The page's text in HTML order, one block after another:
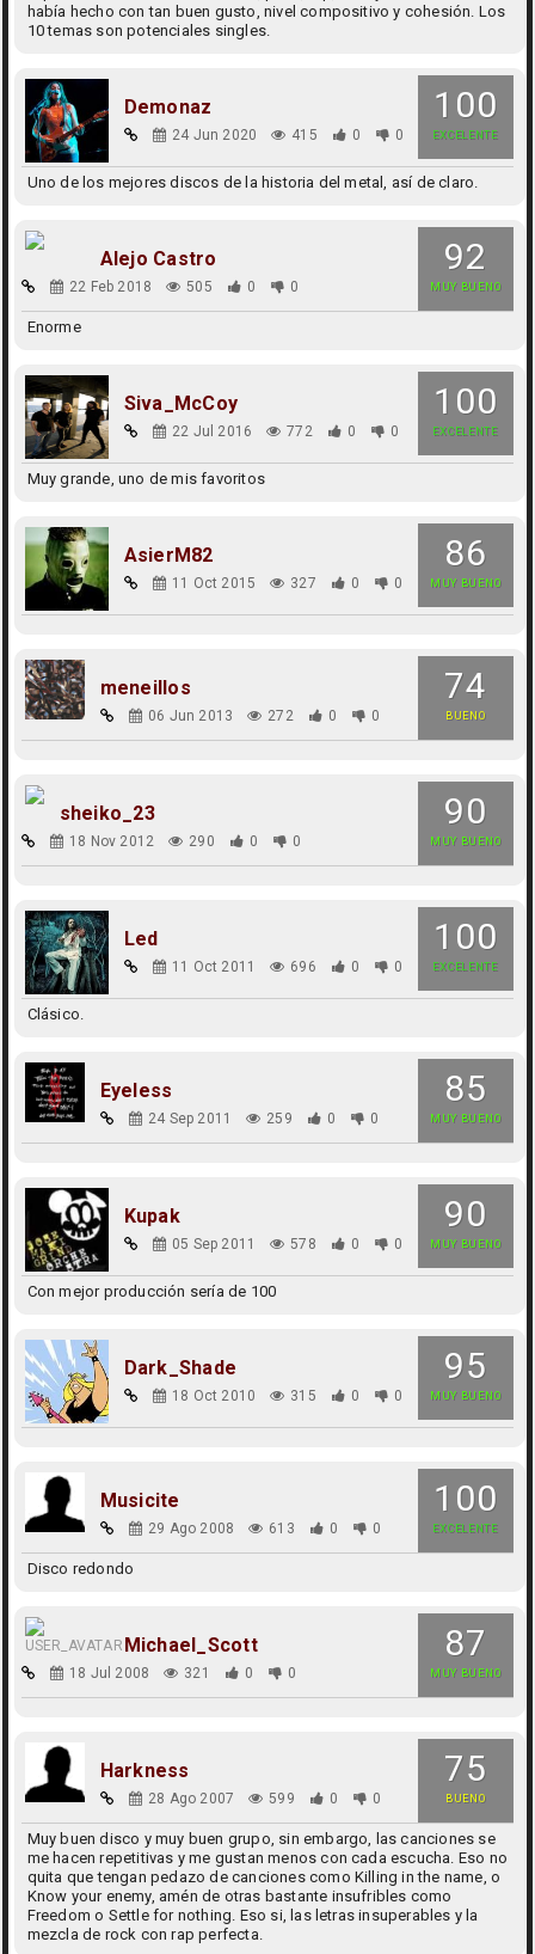
había hecho con tan buen gusto, nivel compositivo y cohesión. Los
10 temas son potenciales singles.
100
EXCELENTE
Demonaz
24 Jun 2020 415 0 0
Uno de los mejores discos de la historia del metal, así de claro.
92
MUY BUENO
Alejo Castro
22 Feb 2018 505 0 0
Enorme
100
EXCELENTE
Siva_McCoy
22 Jul 2016 772 0 0
Muy grande, uno de mis favoritos
86
MUY BUENO
AsierM82
11 Oct 2015 327 0 0
74
BUENO
meneillos
06 Jun 2013 272 0 0
90
MUY BUENO
sheiko_23
18 Nov 2012 290 0 0
100
EXCELENTE
Led
11 Oct 2011 696 0 0
Clásico.
85
MUY BUENO
Eyeless
24 Sep 2011 259 0 0
90
MUY BUENO
Kupak
05 Sep 2011 578 0 0
Con mejor producción sería de 100
95
MUY BUENO
Dark_Shade
18 Oct 2010 315 0 0
100
EXCELENTE
Musicite
29 Ago 2008 613 0 0
Disco redondo
87
MUY BUENO
Michael_Scott
18 Jul 2008 321 0 0
75
BUENO
Harkness
28 Ago 2007 599 0 0
Muy buen disco y muy buen grupo, sin embargo, las canciones se
me hacen repetitivas y me gustan menos con cada escucha. Eso no
quita que tengan pedazo de canciones como Killing in the name, o
Know your enemy, amén de otras bastante insufribles como
Freedom o Settle for nothing. Eso si, las letras insuperables y la
mezcla de rock con rap perfecta.